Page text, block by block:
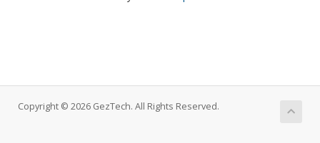
Copyright © 2026 GezTech. All Rights Reserved.